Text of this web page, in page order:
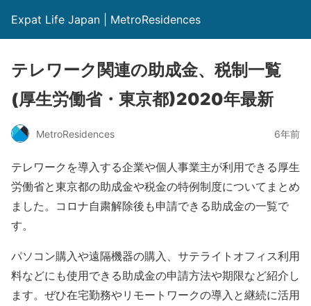
Expat Life Japan | MetroResidences
テレワーク関連の助成金、税制一覧
(厚生労働省・東京都)2020年最新
MetroResidences 6年前
テレワークを導入する企業や個人事業主が利用できる厚生
労働省と東京都の助成金や税金の特例制度についてまとめ
ました。コロナ自粛解除後も申請できる助成金の一覧で
す。
パソコン購入や遠隔機器の購入、サテライトオフィス利用
料などにも使用できる助成金の申請方法や期限など紹介し
ます。ぜひ在宅勤務やリモートワークの導入と継続に活用